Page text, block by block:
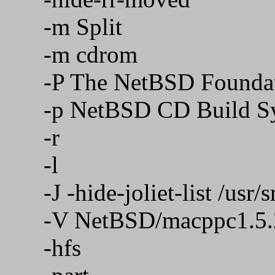
-m Split
-m cdrom
-P The NetBSD
-p NetBSD CD Build
-r
-l
-J -hide-joliet-list /usr/
-V NetBSD/
-hfs